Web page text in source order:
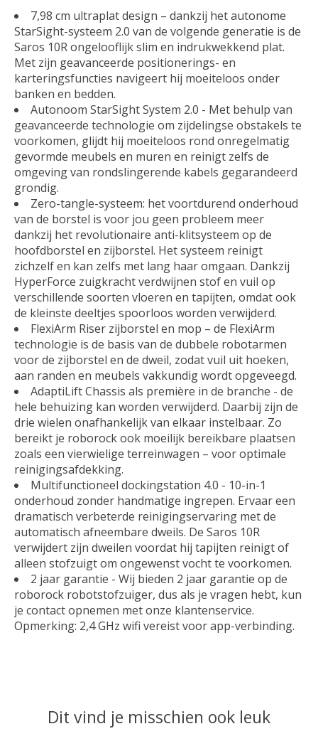
7,98 cm ultraplat design – dankzij het autonome
StarSight-systeem 2.0 van de volgende generatie is de
Saros 10R ongelooflijk slim en indrukwekkend plat.
Met zijn geavanceerde positionerings- en
karteringsfuncties navigeert hij moeiteloos onder
banken en bedden.
Autonoom StarSight System 2.0 - Met behulp van
geavanceerde technologie om zijdelingse obstakels te
voorkomen, glijdt hij moeiteloos rond onregelmatig
gevormde meubels en muren en reinigt zelfs de
omgeving van rondslingerende kabels gegarandeerd
grondig.
Zero-tangle-systeem: het voortdurend onderhoud
van de borstel is voor jou geen probleem meer
dankzij het revolutionaire anti-klitsysteem op de
hoofdborstel en zijborstel. Het systeem reinigt
zichzelf en kan zelfs met lang haar omgaan. Dankzij
HyperForce zuigkracht verdwijnen stof en vuil op
verschillende soorten vloeren en tapijten, omdat ook
de kleinste deeltjes spoorloos worden verwijderd.
FlexiArm Riser zijborstel en mop – de FlexiArm
technologie is de basis van de dubbele robotarmen
voor de zijborstel en de dweil, zodat vuil uit hoeken,
aan randen en meubels vakkundig wordt opgeveegd.
AdaptiLift Chassis als première in de branche - de
hele behuizing kan worden verwijderd. Daarbij zijn de
drie wielen onafhankelijk van elkaar instelbaar. Zo
bereikt je roborock ook moeilijk bereikbare plaatsen
zoals een vierwielige terreinwagen – voor optimale
reinigingsafdekking.
Multifunctioneel dockingstation 4.0 - 10-in-1
onderhoud zonder handmatige ingrepen. Ervaar een
dramatisch verbeterde reinigingservaring met de
automatisch afneembare dweils. De Saros 10R
verwijdert zijn dweilen voordat hij tapijten reinigt of
alleen stofzuigt om ongewenst vocht te voorkomen.
2 jaar garantie - Wij bieden 2 jaar garantie op de
roborock robotstofzuiger, dus als je vragen hebt, kun
je contact opnemen met onze klantenservice.
Opmerking: 2,4 GHz wifi vereist voor app-verbinding.
Dit vind je misschien ook leuk